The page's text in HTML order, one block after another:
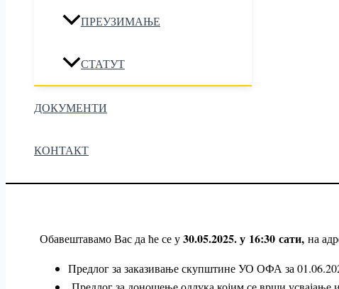
ПРЕУЗИМАЊЕ
СТАТУТ
ДОКУМЕНТИ
КОНТАКТ
Обавештавамо Вас да ће се у30.05.2025. у 16:30 сати, на
Предлог за заказивање скупштине УО ОФА за